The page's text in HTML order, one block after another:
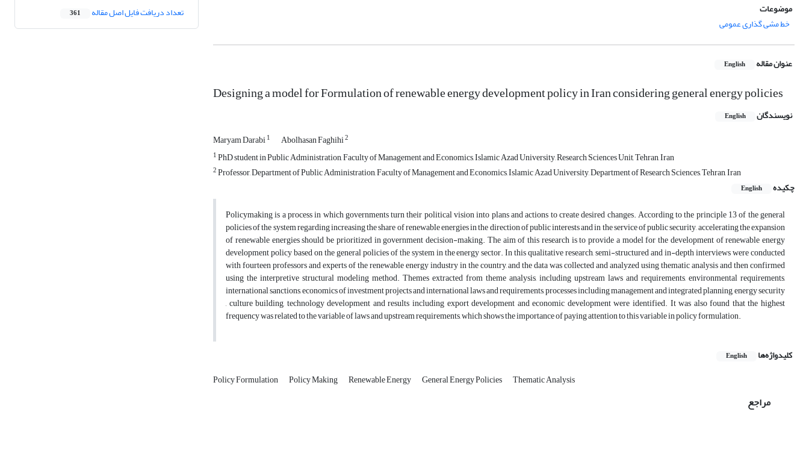
موضوعات
خط مشی گذاری عمومی
عنوان مقاله English
Designing a model for Formulation of renewable energy development policy in Iran considering general energy policies
نویسندگان English
Maryam Darabi1 Abolhasan Faghihi2
1PhD student in Public Administration, Faculty of Management and Economics, Islamic Azad University, Research Sciences Unit, Tehran, Iran
2Professor, Department of Public Administration, Faculty of Management and Economics, Islamic Azad University, Department of Research Sciences, Tehran, Iran
چکیده
English
Policymaking is a process in which governments turn their political vision into plans and actions to create desired changes. According to the principle 13 of the general
policies of the system regarding increasing the share of renewable energies in the direction of public interests and in the service of public security, accelerating the expansion
of renewable energies should be prioritized in government decision-making. The aim of this research is to provide a model for the development of renewable energy
development policy based on the general policies of the system in the energy sector. In this qualitative research, semi-structured and in-depth interviews were conducted
with fourteen professors and experts of the renewable energy industry in the country, and the data was collected and analyzed using thematic analysis and then confirmed
using the interpretive structural modeling method. Themes extracted from theme analysis, including upstream laws and requirements, environmental requirements,
international sanctions, economics of investment projects and international laws and requirements, processes including management and integrated planning, energy security
, culture building, technology development and results including export development and economic development were identified. It was also found that the highest
frequency was related to the variable of laws and upstream requirements, which shows the importance of paying attention to this variable in policy formulation.
کلیدواژه‌ها English
Policy Formulation Policy Making Renewable Energy General Energy Policies Thematic Analysis
مراجع
تعداد دریافت فایل اصل مقاله 361